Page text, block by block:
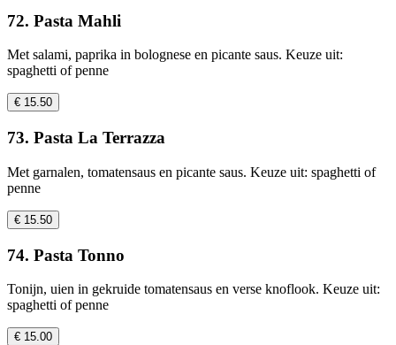
72. Pasta Mahli
Met salami, paprika in bolognese en picante saus. Keuze uit:
spaghetti of penne
€ 15.50
73. Pasta La Terrazza
Met garnalen, tomatensaus en picante saus. Keuze uit: spaghetti of
penne
€ 15.50
74. Pasta Tonno
Tonijn, uien in gekruide tomatensaus en verse knoflook. Keuze uit:
spaghetti of penne
€ 15.00